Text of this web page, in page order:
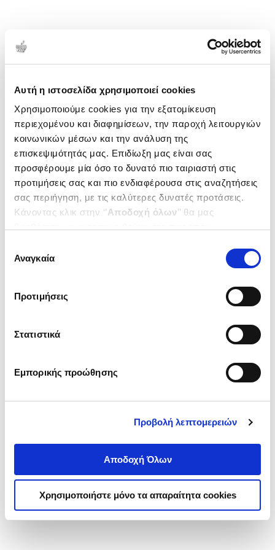
Αυτή η ιστοσελίδα χρησιμοποιεί cookies
Χρησιμοποιούμε cookies για την εξατομίκευση
περιεχομένου και διαφημίσεων, την παροχή λειτουργιών
κοινωνικών μέσων και την ανάλυση της
επισκεψιμότητάς μας. Επιδίωξη μας είναι σας
προσφέρουμε μία όσο το δυνατό πιο ταιριαστή στις
προτιμήσεις σας και πιο ενδιαφέρουσα στις αναζητήσεις
σας περιήγηση, με τις καλύτερες δυνατές προτάσεις.
Κάνοντας κλικ στην ‘’Αποδοχή όλων’’ θα μας
ενδιαφέρουν και να επιλέξετε από τα παρακάτω με την
΄΄και να ενημερωθείτε σχετικά με
συγκατάθεσης
Αναγκαία
Προτιμήσεις
Στατιστικά
Εμπορικής προώθησης
Προβολή λεπτομερειών
Αποδοχή Όλων
Χρησιμοποιήστε μόνο τα απαραίτητα cookies